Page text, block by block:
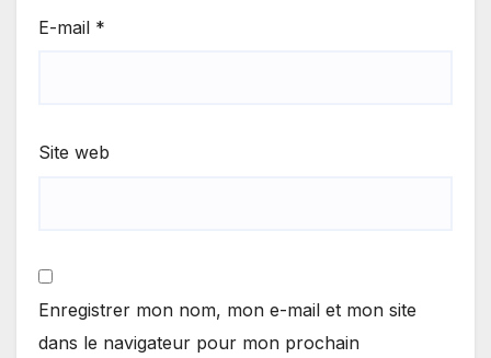
E-mail *
Site web
Enregistrer mon nom, mon e-mail et mon site
dans le navigateur pour mon prochain